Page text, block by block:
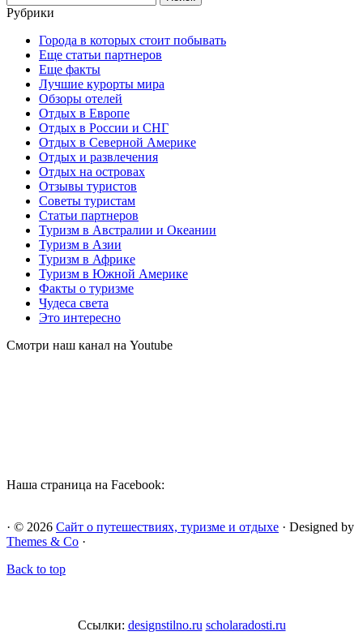
Рубрики
Города в которых стоит побывать
Еще статьи партнеров
Еще факты
Лучшие курорты мира
Обзоры отелей
Отдых в Европе
Отдых в России и СНГ
Отдых в Северной Америке
Отдых и развлечения
Отдых на островах
Отзывы туристов
Советы туристам
Статьи партнеров
Туризм в Австралии и Океании
Туризм в Азии
Туризм в Африке
Туризм в Южной Америке
Факты о туризме
Чудеса света
Это интересно
Смотри наш канал на Youtube
Наша страница на Facebook:
· © 2026 Сайт о путешествиях, туризме и отдыхе · Designed by
Themes & Co ·
Back to top
Ссылки: designstilno.ru scholaradosti.ru